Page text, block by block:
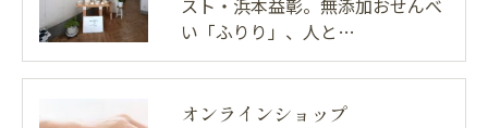
スト・浜本益彰。無添加おせんべ
い「ふりり」、人と…
オンラインショップ